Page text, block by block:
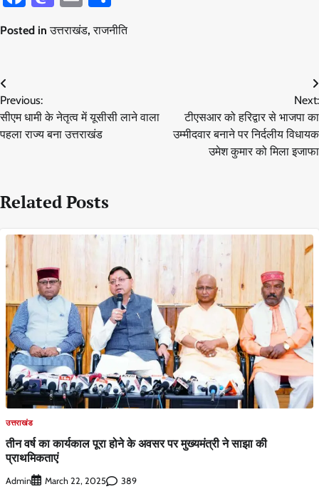
Posted inउत्तराखंड,राजनीति
Post
navigation
Previous:
सीएम धामी के नेतृत्व में यूसीसी लाने वाला
पहला राज्य बना उत्तराखंड
Next:
टीएसआर को हरिद्वार से भाजपा का
उम्मीदवार बनाने पर निर्दलीय विधायक
उमेश कुमार को मिला इजाफा
Related Posts
उत्तराखंड
तीन वर्ष का कार्यकाल पूरा होने के अवसर पर मुख्यमंत्री ने साझा की
प्राथमिकताएं
Admin March 22, 2025 389